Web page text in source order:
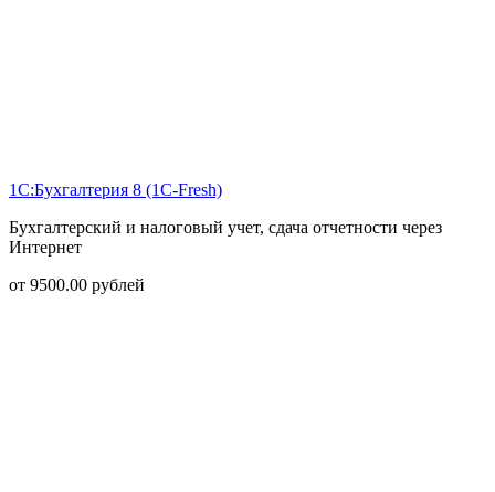
1С:Бухгалтерия 8 (1С-Fresh)
Бухгалтерский и налоговый учет, сдача отчетности через
Интернет
от 9500.00 рублей